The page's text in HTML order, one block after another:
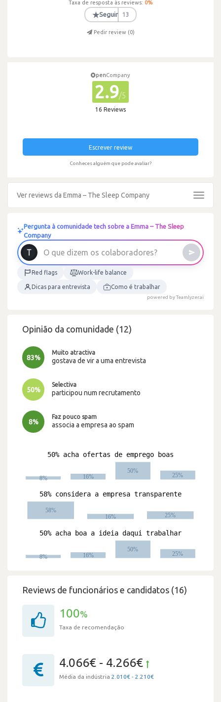
Taxa de resposta às reviews: 0%
★Seguir 13
Pedir review (0)
penCompany
2.9/5
16 Reviews
Escrever review
Conheces alguém que pode avaliar?
Ver reviews da Emma – The Sleep Company
Toggle
Pergunta à comunidade tech sobre a Emma – The Sleep
Company
O que d izem os colaborad ores?
Red flags Work-life balance
Dicas para entrevista Como é trabalhar
powered by Teamlyzer.ai
Opinião da comunidade (12)
83%
Muito atractiva
gostava de vir a uma entrevista
50%
Selectiva
participou num recrutamento
8%
Faz pouco spam
associa a empresa ao spam
Reviews de funcionários e candidatos (16)
100%
Taxa de recomendação
4.066€ - 4.266€
Média da indústria 2.010€ - 2.210€